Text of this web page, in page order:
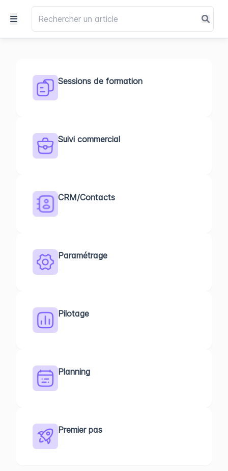
Sessions de formation
Suivi commercial
CRM/Contacts
Paramétrage
Pilotage
Planning
Premier pas